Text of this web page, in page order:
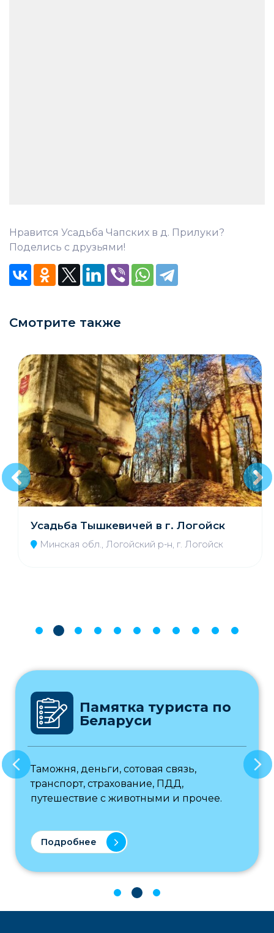
Нравится Усадьба Чапских в д. Прилуки?
Поделись с друзьями!
Смотрите также
Усадьба Тышкевичей в г. Логойск
Минская обл., Логойский р-н, г. Логойск
Памятка туриста по
Беларуси
Таможня, деньги, сотовая связь,
транспорт, страхование, ПДД,
путешествие с животными и прочее.
Подробнее